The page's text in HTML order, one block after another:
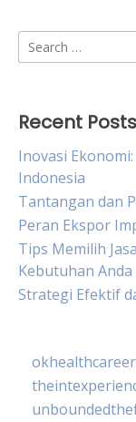
Search
for:
Recent Posts
Inovasi
Indonesia
Tantangan dan
Peran Ekspor
Tips Memilih
Kebutuhan Anda
Strategi Efektif